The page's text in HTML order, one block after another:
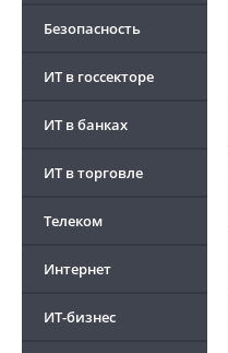
Безопасность
ИТ в госсекторе
ИТ в банках
ИТ в торговле
Телеком
Интернет
ИТ-бизнес